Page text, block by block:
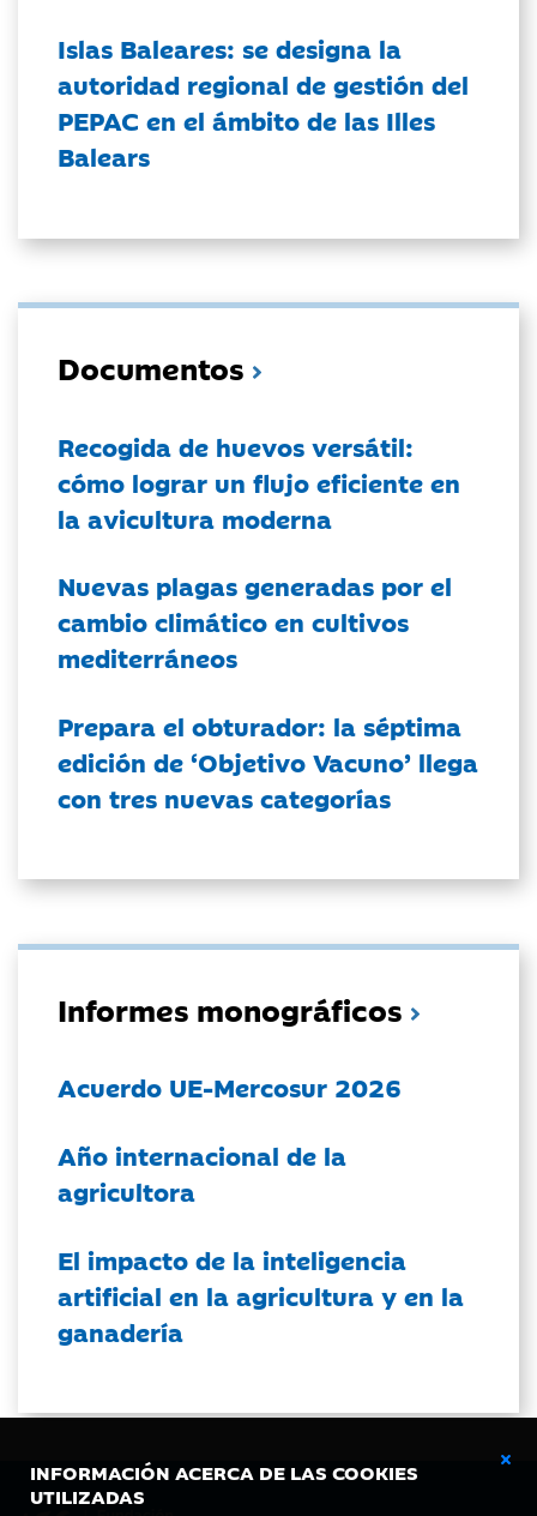
INFORMACIÓN ACERCA DE LAS COOKIES
UTILIZADAS
Islas Baleares: se designa la
autoridad regional de gestión del
PEPAC en el ámbito de las Illes
Balears
Documentos
Recogida de huevos versátil:
cómo lograr un flujo eficiente en
la avicultura moderna
Nuevas plagas generadas por el
cambio climático en cultivos
mediterráneos
Prepara el obturador: la séptima
edición de ‘Objetivo Vacuno’ llega
con tres nuevas categorías
Informes monográficos
Acuerdo UE-Mercosur 2026
Año internacional de la
agricultora
El impacto de la inteligencia
artificial en la agricultura y en la
ganadería